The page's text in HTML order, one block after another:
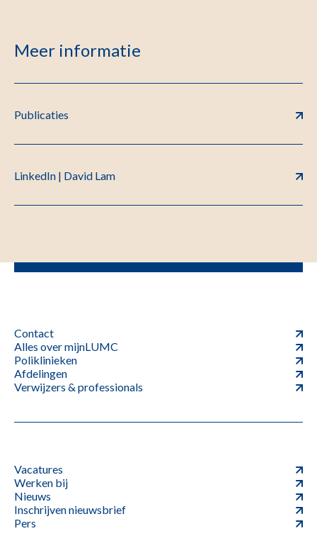
Meer informatie
Publicaties
LinkedIn | David Lam
Contact
Alles over mijnLUMC
Poliklinieken
Afdelingen
Verwijzers & professionals
Vacatures
Werken bij
Nieuws
Inschrijven nieuwsbrief
Pers